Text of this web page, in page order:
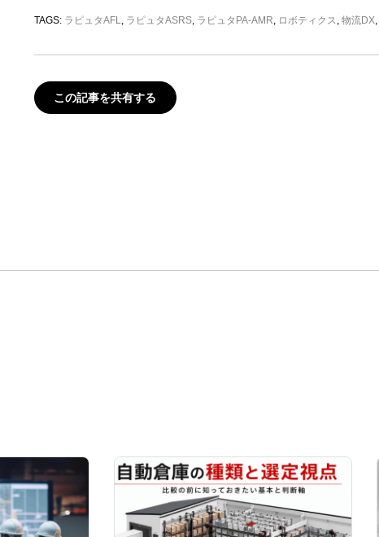
TAGS: ラピュタAFL, ラピュタASRS, ラピュタPA-AMR, ロボティクス, 物流DX,
この記事を共有する